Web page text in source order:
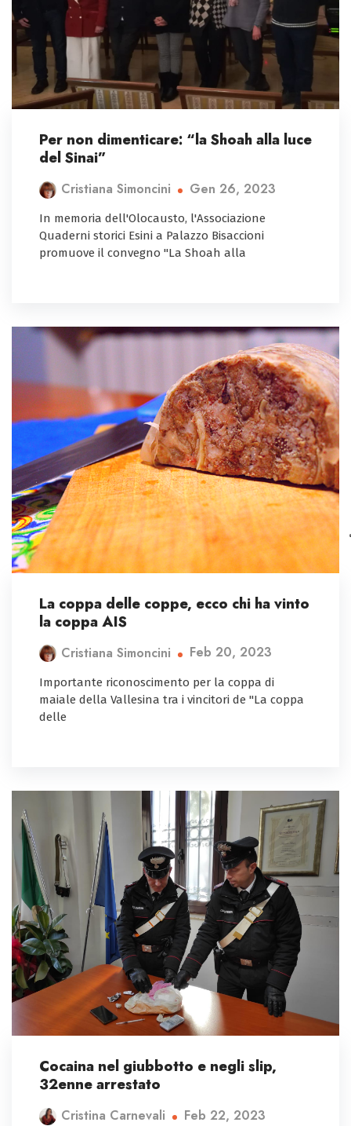
Per non dimenticare: “la Shoah alla luce
del Sinai”
Cristiana Simoncini Gen 26, 2023
In memoria dell'Olocausto, l'Associazione
Quaderni storici Esini a Palazzo Bisaccioni
promuove il convegno "La Shoah alla
La coppa delle coppe, ecco chi ha vinto
la coppa AIS
Cristiana Simoncini Feb 20, 2023
Importante riconoscimento per la coppa di
maiale della Vallesina tra i vincitori de "La coppa
delle
Cocaina nel giubbotto e negli slip,
32enne arrestato
Cristina Carnevali Feb 22, 2023